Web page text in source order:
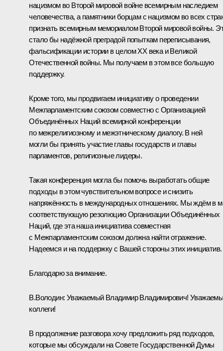
нацизмом во Второй мировой войне всемирным наследием
человечества, а памятники борцам с нацизмом во всех
признать всемирным мемориалом Второй мировой войны.
стало бы надёжной преградой попыткам переписывания,
фальсификации истории в целом XX века и Великой
Отечественной войны. Мы получаем в этом все большую
поддержку.
Кроме того, мы продвигаем инициативу о проведении
Межпарламентским союзом совместно с Организацией
Объединённых Наций всемирной конференции
по межрелигиозному и межэтническому диалогу. В ней
могли бы принять участие главы государств и главы
парламентов, религиозные лидеры.
Такая конференция могла бы помочь выработать общие
подходы в этом чувствительном вопросе и снизить
напряжённость в международных отношениях. Мы ждём в
соответствующую резолюцию Организации Объединённых
Наций, где эта наша инициатива совместная
с Межпарламентским союзом должна найти отражение.
Надеемся и на поддержку с Вашей стороны этих инициатив.
Благодарю за внимание.
В.Володин: Уважаемый Владимир Владимирович!
коллеги!
В продолжение разговора хочу предложить ряд подходов,
которые мы обсуждали на Совете Государственной Думы